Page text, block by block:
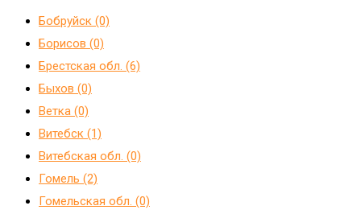
Бобруйск (0)
Борисов (0)
Брестская обл. (6)
Быхов (0)
Ветка (0)
Витебск (1)
Витебская обл. (0)
Гомель (2)
Гомельская обл. (0)